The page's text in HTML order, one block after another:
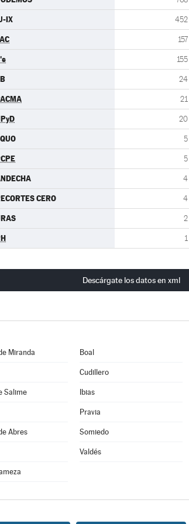
IX 452
157
155
24
21
20
5
5
4
CERO 4
2
1
Descárgate los datos en xml
Miranda Boal
Cudillero
Salime Ibias
Pravia
Abres Somiedo
Valdés